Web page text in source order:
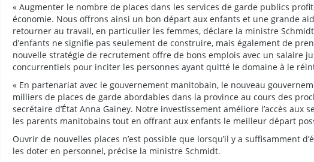
« Augmenter le nombre de places dans les services de garde publics
économie. Nous offrons ainsi un bon départ aux enfants et une grande
retourner au travail, en particulier les femmes, déclare la ministre
d’enfants ne signifie pas seulement de construire, mais également de
nouvelle stratégie de recrutement offre de bons emplois avec un salaire
concurrentiels pour inciter les personnes ayant quitté le domaine à le
« En partenariat avec le gouvernement manitobain, le nouveau
milliers de places de garde abordables dans la province au cours des
secrétaire d’État Anna Gainey. Notre investissement améliore l’accès aux
les parents manitobains tout en offrant aux enfants le meilleur départ
Ouvrir de nouvelles places n’est possible que lorsqu’il y a suffisamment
les doter en personnel, précise la ministre Schmidt.